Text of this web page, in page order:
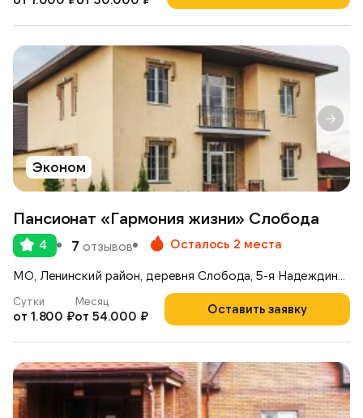
Эконом
Пансионат «Гармония жизни» Слобода
4 7 отзывов Осталось 2 места
Оставить заявку
Сутки
от 1.800 ₽
Месяц
от 54.000 ₽